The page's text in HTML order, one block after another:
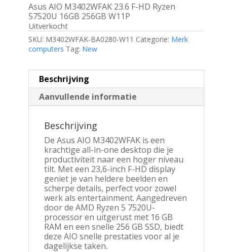
Asus AIO M3402WFAK 23.6 F-HD Ryzen
57520U 16GB 256GB W11P
Uitverkocht
SKU: M3402WFAK-BA0280-W11 Categorie: Merk
computers Tag: New
Beschrijving
Aanvullende informatie
Beschrijving
De Asus AIO M3402WFAK is een
krachtige all-in-one desktop die je
productiviteit naar een hoger niveau
tilt. Met een 23,6-inch F-HD display
geniet je van heldere beelden en
scherpe details, perfect voor zowel
werk als entertainment. Aangedreven
door de AMD Ryzen 5 7520U-
processor en uitgerust met 16 GB
RAM en een snelle 256 GB SSD, biedt
deze AIO snelle prestaties voor al je
dagelijkse taken.